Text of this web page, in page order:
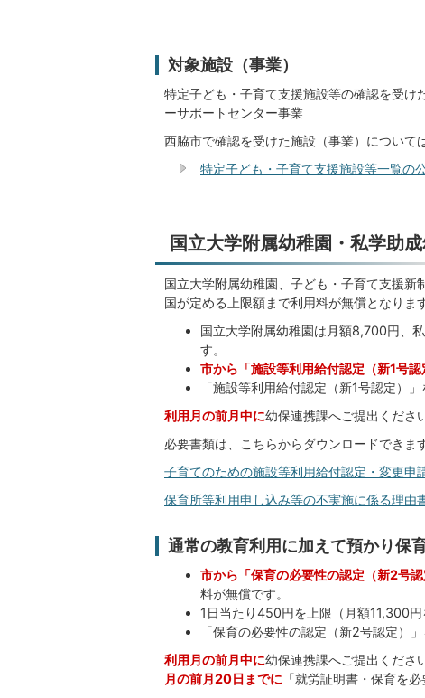
対象施設（事業）
特定子ども・子育て支援施設等の確認を受け
ーサポートセンター事業
西脇市で確認を受けた施設（事業）について
特定子ども・子育て支援施設等一覧の
国立大学附属幼稚園・私学助
国立大学附属幼稚園、子ども・子育て支援新
国が定める上限額まで利用料が無償となります
国立大学附属幼稚園は月額8,700円、
す。
市から「施設等利用給付認定（新1号
「施設等利用給付認定（新1号認定）
利用月の前月中に幼保連携課へご提出ください
必要書類は、こちらからダウンロードできます
子育てのための施設等利用給付認定・変更
保育所等利用申し込み等の不実施に係る理由
通常の教育利用に加えて預かり保
市から「保育の必要性の認定（新2号
料が無償です。
1日当たり450円を上限（月額11,300円
「保育の必要性の認定（新2号認定）
利用月の前月中に幼保連携課へご提出くださ
月の前月20日までに 「就労証明書・保育を